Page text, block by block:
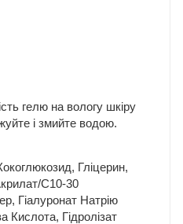
гелю на вологу шкіру
і змийте водою.
Гліцерин,
С10-30
Гіалуронат Натрію
Кислота, Гідролізат